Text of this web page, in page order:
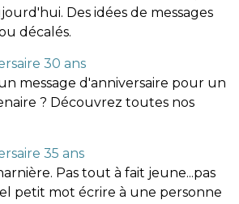
Des idées de messages
décalés.
30 ans
message d'anniversaire pour un
? Découvrez toutes nos
35 ans
Pas tout à fait jeune...pas
petit mot écrire à une personne